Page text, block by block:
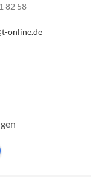
82 58
online.de